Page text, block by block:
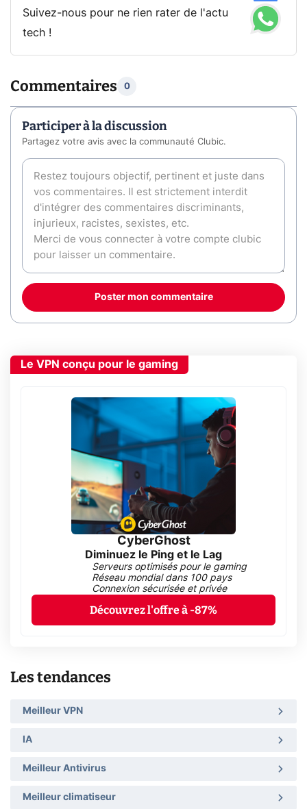
Suivez-nous pour ne rien rater de l'actu
tech !
Commentaires 0
Participer à la discussion
Partagez votre avis avec la communauté Clubic.
Poster mon commentaire
Le VPN conçu pour le gaming
CyberGhost
Diminuez le Ping et le Lag
Serveurs optimisés pour le gaming
Réseau mondial dans 100 pays
Connexion sécurisée et privée
Découvrez l'offre à -87%
Les tendances
Meilleur VPN
IA
Meilleur Antivirus
Meilleur climatiseur